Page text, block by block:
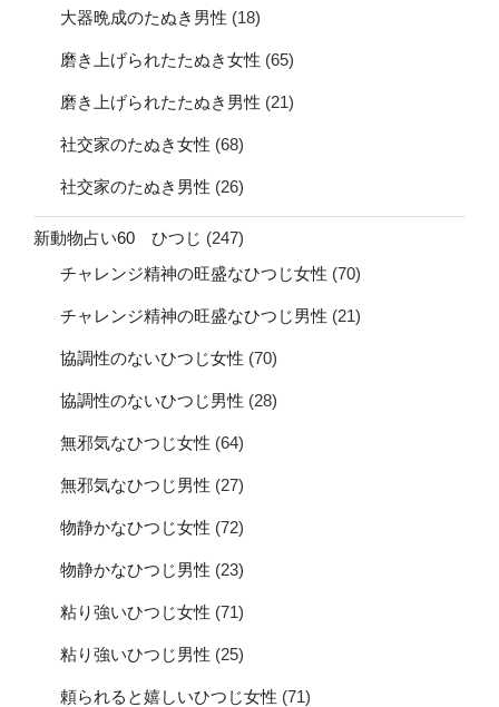
大器晩成のたぬき男性 (18)
磨き上げられたたぬき女性 (65)
磨き上げられたたぬき男性 (21)
社交家のたぬき女性 (68)
社交家のたぬき男性 (26)
新動物占い60 ひつじ (247)
チャレンジ精神の旺盛なひつじ女性 (70)
チャレンジ精神の旺盛なひつじ男性 (21)
協調性のないひつじ女性 (70)
協調性のないひつじ男性 (28)
無邪気なひつじ女性 (64)
無邪気なひつじ男性 (27)
物静かなひつじ女性 (72)
物静かなひつじ男性 (23)
粘り強いひつじ女性 (71)
粘り強いひつじ男性 (25)
頼られると嬉しいひつじ女性 (71)